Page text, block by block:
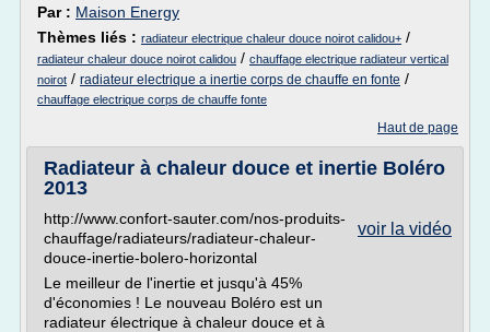
Par : Maison Energy
Thèmes liés : radiateur electrique chaleur douce noirot calidou+ /
radiateur chaleur douce noirot calidou / chauffage electrique radiateur vertical
noirot / radiateur electrique a inertie corps de chauffe en fonte /
chauffage electrique corps de chauffe fonte
Haut de page
Radiateur à chaleur douce et inertie Boléro
2013
voir la vidéo
http://www.confort-sauter.com/nos-produits-
chauffage/radiateurs/radiateur-chaleur-
douce-inertie-bolero-horizontal
Le meilleur de l'inertie et jusqu'à 45%
d'économies ! Le nouveau Boléro est un
radiateur électrique à chaleur douce et à